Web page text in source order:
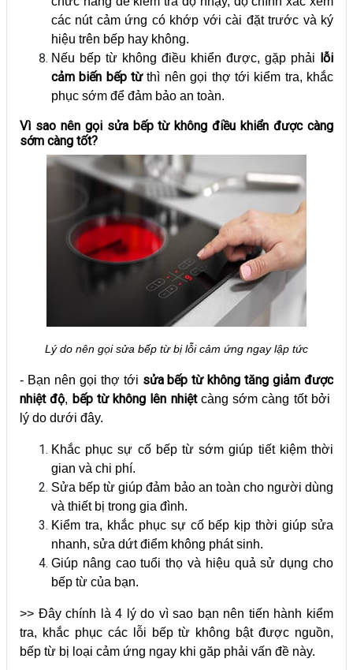
các nút cảm ứng có khớp với cài đặt trước và ký
hiệu trên bếp hay không.
Nếu bếp từ không điều khiển được, gặp phải lỗi
cảm biến bếp từthì nên gọi thợ tới kiểm tra, khắc
phục sớm để đảm bảo an toàn.
Vì sao nên gọi sửa bếp từ không điều khiển được càng
sớm càng tốt?
Lý do nên gọi sửa bếp từ bị lỗi cảm ứng ngay lập tức
- Bạn nên gọi thợ tới sửa bếp từ không tăng giảm được
nhiệt độ, bếp từ không lên nhiệtcàng sớm càng tốt bởi
lý do dưới đây.
Khắc phục sự cố bếp từ sớm giúp tiết kiệm thời
gian và chi phí.
Sửa bếp từ giúp đảm bảo an toàn cho người dùng
và thiết bị trong gia đình.
Kiểm tra, khắc phục sự cố bếp kịp thời giúp sửa
nhanh, sửa dứt điểm không phát sinh.
Giúp nâng cao tuổi thọ và hiệu quả sử dụng cho
bếp từ của bạn.
>> Đây chính là 4 lý do vì sao bạn nên tiến hành kiểm
tra, khắc phục các lỗi bếp từ không bật được nguồn,
bếp từ bị loại cảm ứng ngay khi găp phải vấn đề này.